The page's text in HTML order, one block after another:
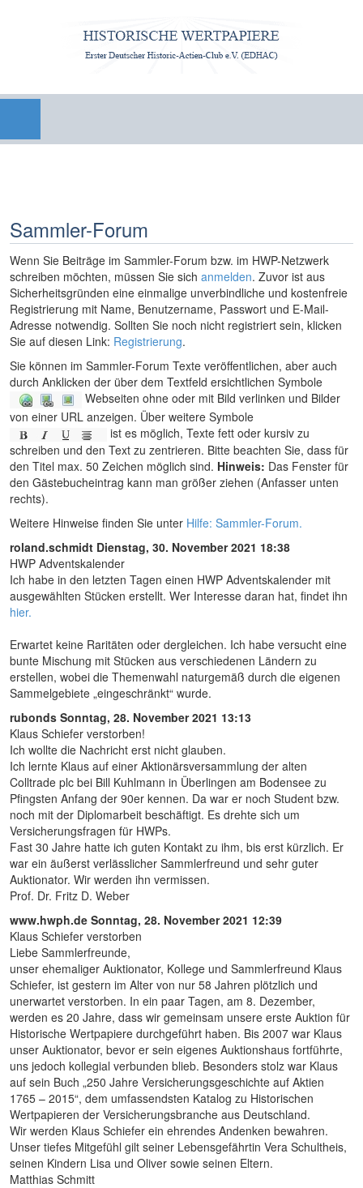
Sammler-Forum
Wenn Sie Beiträge im Sammler-Forum bzw. im HWP-Netzwerk
schreiben möchten, müssen Sie sichanmelden. Zuvor ist aus
Sicherheitsgründen eine einmalige unverbindliche und kostenfreie
Registrierung mit Name, Benutzername, Passwort und E-Mail-
Adresse notwendig. Sollten Sie noch nicht registriert sein, klicken
Sie auf diesen Link: Registrierung.
Sie können im Sammler-Forum Texte veröffentlichen, aber auch
durch Anklicken der über dem Textfeld ersichtlichen Symbole
Webseiten ohne oder mit Bild verlinken und Bilder
von einer URL anzeigen. Über weitere Symbole
ist es möglich, Texte fett oder kursiv zu
schreiben und den Text zu zentrieren. Bitte beachten Sie, dass für
den Titel max. 50 Zeichen möglich sind. Hinweis: Das Fenster für
den Gästebucheintrag kann man größer ziehen (Anfasser unten
rechts).
Weitere Hinweise finden Sie unter Hilfe: Sammler-Forum.
roland.schmidt Dienstag, 30. November 2021 18:38
HWP Adventskalender
Ich habe in den letzten Tagen einen HWP Adventskalender mit
ausgewählten Stücken erstellt. Wer Interesse daran hat, findet ihn
hier.
Erwartet keine Raritäten oder dergleichen. Ich habe versucht eine
bunte Mischung mit Stücken aus verschiedenen Ländern zu
erstellen, wobei die Themenwahl naturgemäß durch die eigenen
Sammelgebiete „eingeschränkt“ wurde.
rubondsSonntag, 28. November 2021 13:13
Klaus Schiefer verstorben!
Ich wollte die Nachricht erst nicht glauben.
Ich lernte Klaus auf einer Aktionärsversammlung der alten
Colltrade plc bei Bill Kuhlmann in Überlingen am Bodensee zu
Pfingsten Anfang der 90er kennen. Da war er noch Student bzw.
noch mit der Diplomarbeit beschäftigt. Es drehte sich um
Versicherungsfragen für HWPs.
Fast 30 Jahre hatte ich guten Kontakt zu ihm, bis erst kürzlich. Er
war ein äußerst verlässlicher Sammlerfreund und sehr guter
Auktionator. Wir werden ihn vermissen.
Prof. Dr. Fritz D. Weber
www.hwph.deSonntag, 28. November 2021 12:39
Klaus Schiefer verstorben
Liebe Sammlerfreunde,
unser ehemaliger Auktionator, Kollege und Sammlerfreund Klaus
Schiefer, ist gestern im Alter von nur 58 Jahren plötzlich und
unerwartet verstorben. In ein paar Tagen, am 8. Dezember,
werden es 20 Jahre, dass wir gemeinsam unsere erste Auktion für
Historische Wertpapiere durchgeführt haben. Bis 2007 war Klaus
unser Auktionator, bevor er sein eigenes Auktionshaus fortführte,
uns jedoch kollegial verbunden blieb. Besonders stolz war Klaus
auf sein Buch „250 Jahre Versicherungsgeschichte auf Aktien
1765 – 2015“, dem umfassendsten Katalog zu Historischen
Wertpapieren der Versicherungsbranche aus Deutschland.
Wir werden Klaus Schiefer ein ehrendes Andenken bewahren.
Unser tiefes Mitgefühl gilt seiner Lebensgefährtin Vera Schultheis,
seinen Kindern Lisa und Oliver sowie seinen Eltern.
Matthias Schmitt